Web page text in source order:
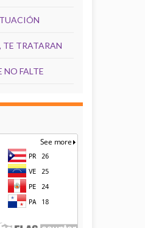
TE TRATARAN
NO FALTE